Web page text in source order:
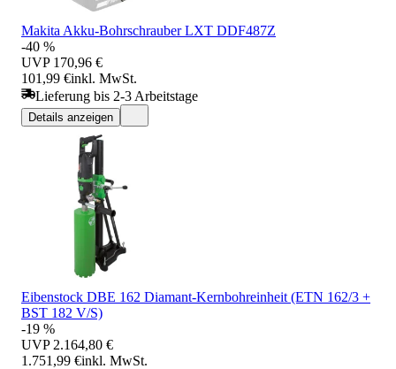
Makita Akku-Bohrschrauber LXT DDF487Z
-40 %
UVP 170,96 €
101,99 €inkl. MwSt.
Lieferung bis 2-3 Arbeitstage
Details anzeigen
Eibenstock DBE 162 Diamant-Kernbohreinheit (ETN 162/3 +
BST 182 V/S)
-19 %
UVP 2.164,80 €
1.751,99 €inkl. MwSt.